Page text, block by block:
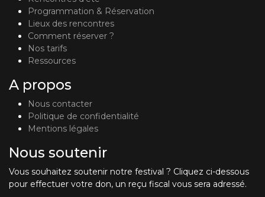
Programmation & Réservation
Lieux des rencontres
Comment réserver ?
Nos tarifs
Ressources
A propos
Nous contacter
Politique de confidentialité
Mentions légales
Nous soutenir
Vous souhaitez soutenir notre festival ? Cliquez ci-dessous
pour effectuer votre don, un reçu fiscal vous sera adressé.